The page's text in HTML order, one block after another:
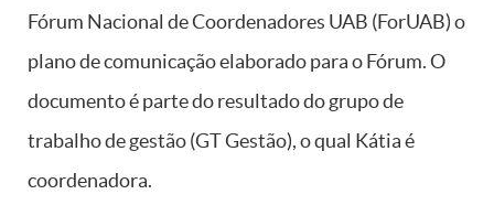
Fórum Nacional de Coordenadores UAB (ForUAB) o
plano de comunicação elaborado para o Fórum. O
documento é parte do resultado do grupo de
trabalho de gestão (GT Gestão), o qual Kátia é
coordenadora.